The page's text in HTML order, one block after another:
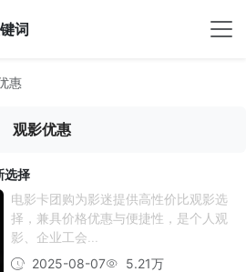
词
惠
观影优惠
选择
电影卡团购为影迷提供高性价比观影选
择，兼具价格优惠与便捷性，是个人观
影、企业工会...
2025-08-07
5.21万